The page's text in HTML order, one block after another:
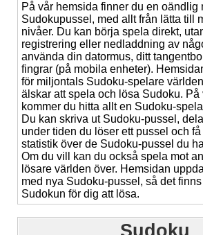
På vår hemsida finner du en oändlig
Sudokupussel, med allt från lätta till
nivåer. Du kan börja spela direkt,
registrering eller nedladdning av
använda din datormus, ditt
fingrar (på mobila enheter).
för miljontals Sudoku-spelare
älskar att spela och lösa Sudoku. På
kommer du hitta allt en Sudoku-
Du kan skriva ut Sudoku-pussel,
under tiden du löser ett pussel och
statistik över de Sudoku-pussel du
Om du vill kan du också spela mot
lösare världen över. Hemsidan
med nya Sudoku-pussel, så det
Sudokun för dig att lösa.